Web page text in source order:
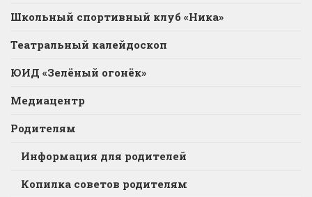
Школьный спортивный клуб «Ника»
Театральный калейдоскоп
ЮИД «Зелёный огонёк»
Медиацентр
Родителям
Информация для родителей
Копилка советов родителям